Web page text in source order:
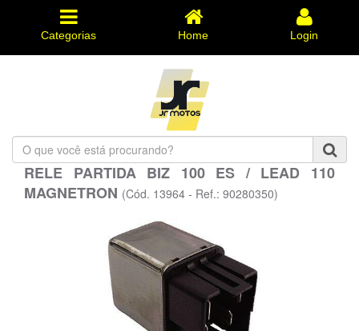
Categorias Home Login
O
que
você
está
RELE PARTIDA BIZ 100 ES / LEAD 110
MAGNETRON (Cód. 13964 - Ref.: 90280350)